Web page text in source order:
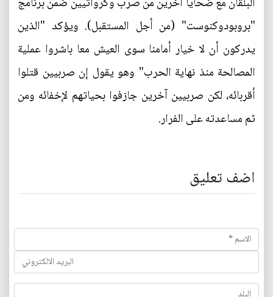
"بروبودوكنوست" (من أجل المستقبل). ويؤكد "الذين
يدركون أن لا خيار أمامنا سوى العيش معا باشروا عملية
المصالحة منذ نهاية الحرب" وهو يقول إن صربيين قتلوا
أقربائه، لكن صربيين آخرين جازفوا بحياتهم لإخفائه ومن
ثم مساعدته على الفرار.
اضف تعليق